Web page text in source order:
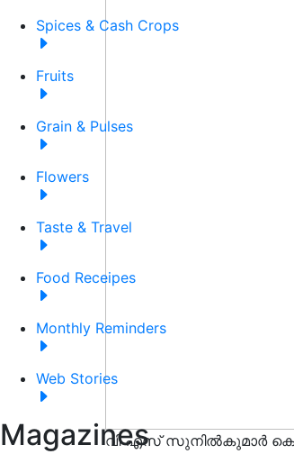
Spices & Cash Crops
Fruits
Grain & Pulses
Flowers
Taste & Travel
Food Receipes
Monthly Reminders
Web Stories
Magazinesവി എസ് സുനിൽകുമാർ